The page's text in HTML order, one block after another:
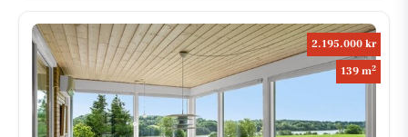
2.195.000 kr
139 m2